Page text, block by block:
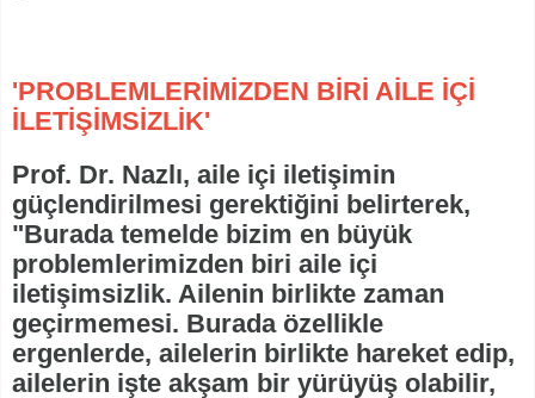
'PROBLEMLERİMİZDEN BİRİ AİLE İÇİ
İLETİŞİMSİZLİK'
Prof. Dr. Nazlı, aile içi iletişimin
güçlendirilmesi gerektiğini belirterek,
"Burada temelde bizim en büyük
problemlerimizden biri aile içi
iletişimsizlik. Ailenin birlikte zaman
geçirmemesi. Burada özellikle
ergenlerde, ailelerin birlikte hareket edip,
ailelerin işte akşam bir yürüyüş olabilir,